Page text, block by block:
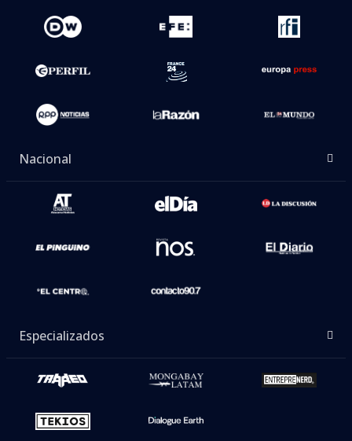
Nacional
Especializados